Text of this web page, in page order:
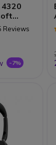
Reviews
-7%